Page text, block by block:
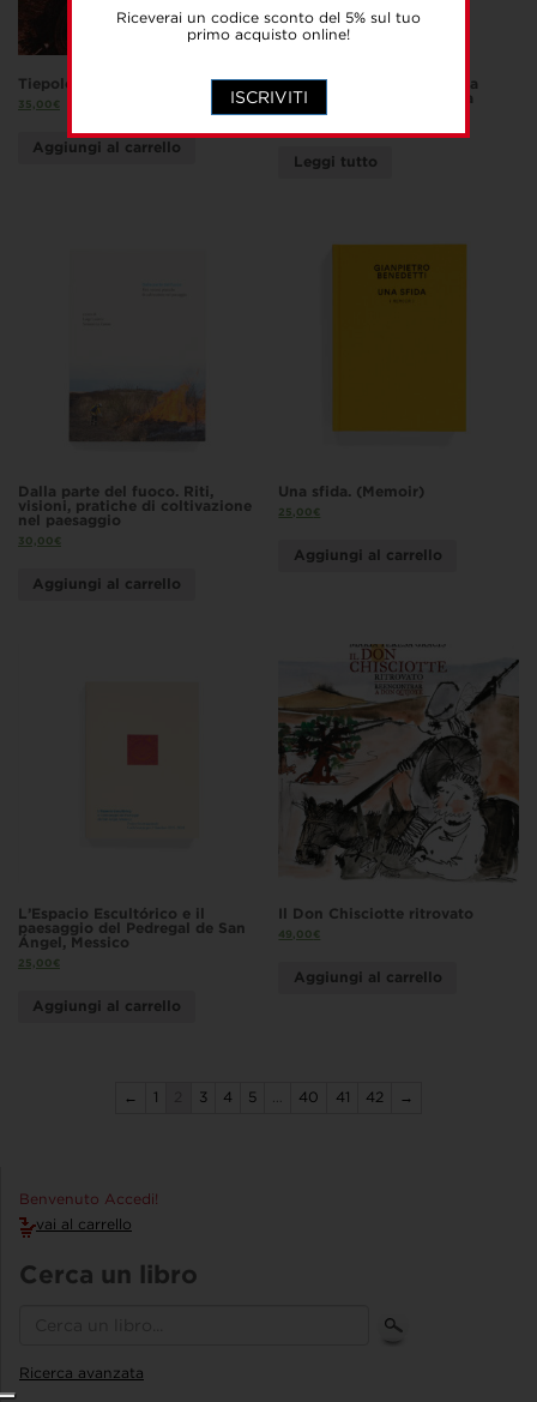
Riceverai un codice sconto del 5% sul tuo
primo acquisto online!
ISCRIVITI
Tiepolo, Piazzetta, Novelli
35,00€
Aggiungi al carrello
L’oro dipinto. El Greco e la
pittura tra Creta e Venezia
35,00€
Leggi tutto
Dalla parte del fuoco. Riti,
visioni, pratiche di coltivazione
nel paesaggio
30,00€
Aggiungi al carrello
Una sfida. (Memoir)
25,00€
Aggiungi al carrello
L’Espacio Escultórico e il
paesaggio del Pedregal de San
Ángel, Messico
25,00€
Aggiungi al carrello
Il Don Chisciotte ritrovato
49,00€
Aggiungi al carrello
← 1 3 4 5 … 40 41 42 →
Benvenuto Accedi!
vai al carrello
Cerca un libro
Ricerca avanzata